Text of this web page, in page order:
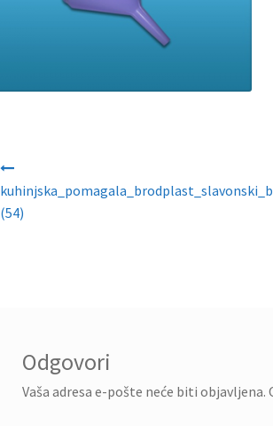
(54)
Odgovori
Vaša adresa e-pošte neće biti objavljena.